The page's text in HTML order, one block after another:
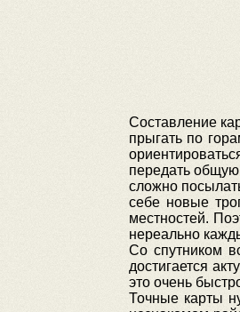
Составление
прыгать по
передать
сложно
себе новые
местностей.
нереально
Со спутником
достигается
это очень
Точные карты